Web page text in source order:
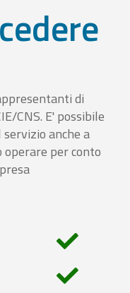
di
CNS. E' possibile
anche a
per conto